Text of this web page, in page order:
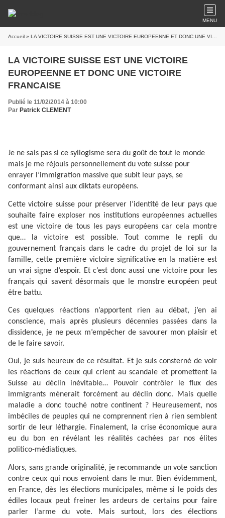
MENU
Accueil » LA VICTOIRE SUISSE EST UNE VICTOIRE EUROPEENNE ET DONC UNE VICTOIRE FRANCAISE
LA VICTOIRE SUISSE EST UNE VICTOIRE
EUROPEENNE ET DONC UNE VICTOIRE
FRANCAISE
Publié le 11/02/2014 à 10:00
Par Patrick CLEMENT
Je ne sais pas si ce syllogisme sera du goût de tout le monde
mais je me réjouis personnellement du vote suisse pour
enrayer l’immigration massive que subit leur pays, se
conformant ainsi aux diktats européens.
Cette victoire suisse pour préserver l’identité de leur pays que
souhaite faire exploser nos institutions européennes actuelles
est une victoire de tous les pays européens car cela montre
que… la victoire est possible. Tout comme le repli du
gouvernement français dans le cadre du projet de loi sur la
famille, cette première victoire significative en la matière est
un vrai signe d’espoir. Et c’est donc aussi une victoire pour les
français qui savent désormais que le monstre européen peut
être battu.
Ces quelques réactions n’apportent rien au débat, j’en ai
conscience, mais après plusieurs décennies passées dans la
dissidence, je ne peux m’empêcher de savourer mon plaisir et
de le faire savoir.
Oui, je suis heureux de ce résultat. Et je suis consterné de voir
les réactions de ceux qui crient au scandale et promettent la
Suisse au déclin inévitable… Pouvoir contrôler le flux des
immigrants mènerait forcément au déclin donc. Mais quelle
maladie a donc touché notre continent ? Heureusement, nos
imbéciles de peuples qui ne comprennent rien à rien semblent
sortir de leur léthargie. Finalement, la crise économique aura
eu du bon en révélant les réalités cachées par nos élites
politico-médiatiques.
Alors, sans grande originalité, je recommande un vote sanction
contre ceux qui nous envoient dans le mur. Bien évidemment,
en France, dès les élections municipales, même si le poids des
édiles locaux peut freiner les ardeurs de certains pour faire
parler l’arme du vote. Mais surtout, lors des élections